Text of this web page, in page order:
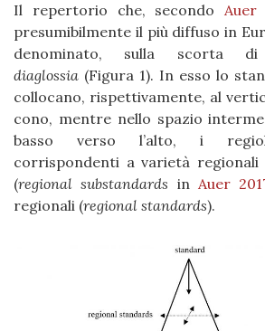
Il repertorio che, secondo Auer
presumibilmente il più diffuso in
denominato, sulla scorta
diaglossia (Figura 1). In esso lo
collocano, rispettivamente, al
cono, mentre nello spazio
basso verso l’alto, i
corrispondenti a varietà
(regional substandards in Auer
regionali (regional standards).